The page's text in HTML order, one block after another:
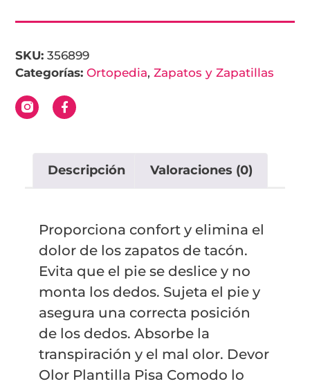
SKU:356899
Categorías: Ortopedia,Zapatos y Zapatillas
Descripción Valoraciones (0)
Proporciona confort y elimina el
dolor de los zapatos de tacón.
Evita que el pie se deslice y no
monta los dedos. Sujeta el pie y
asegura una correcta posición
de los dedos. Absorbe la
transpiración y el mal olor. Devor
Olor Plantilla Pisa Comodo lo